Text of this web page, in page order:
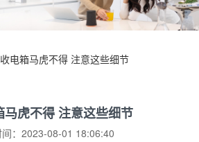
电箱马虎不得 注意这些细节
马虎不得 注意这些细节
：2023-08-01 18:06:40